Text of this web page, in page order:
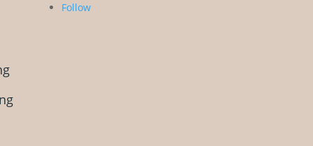
Follow